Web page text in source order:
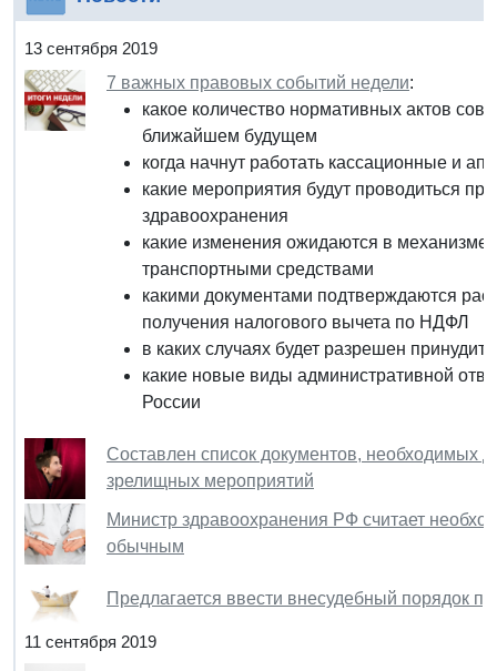
13 сентября 2019
7 важных правовых событий недели:
какое количество нормативных актов
ближайшем будущем
когда начнут работать кассационные и
какие мероприятия будут проводиться
здравоохранения
какие изменения ожидаются в механизме
транспортными средствами
какими документами подтверждаются
получения налогового вычета по НДФЛ
в каких случаях будет разрешен
какие новые виды административной
России
Составлен список документов, необходимых
зрелищных мероприятий
Министр здравоохранения РФ считает
обычным
Предлагается ввести внесудебный порядок
11 сентября 2019